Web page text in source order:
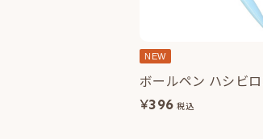
NEW
ボールペン ハシビ
¥396 税込